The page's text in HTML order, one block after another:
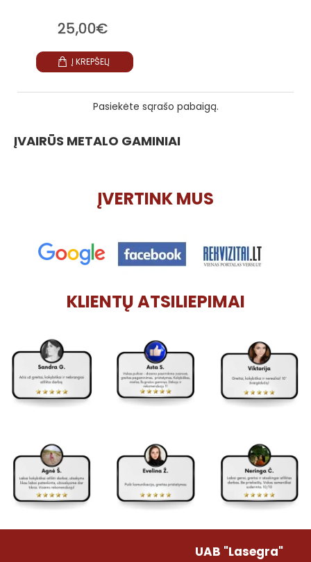
ĮVAIRŪS METALO GAMINIAI
25,00€
Į KREPŠELĮ
Pasiekėte sąrašo pabaigą.
ĮVERTINK MUS
KLIENTŲ ATSILIEPIMAI
UAB "Lasegra"